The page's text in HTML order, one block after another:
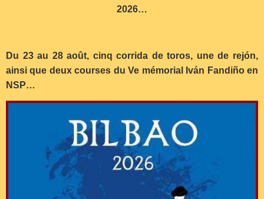
2026…
Du 23 au 28 août, cinq corrida de toros, une de rejón,
ainsi que deux courses du Ve mémorial Iván Fandiño en
NSP…